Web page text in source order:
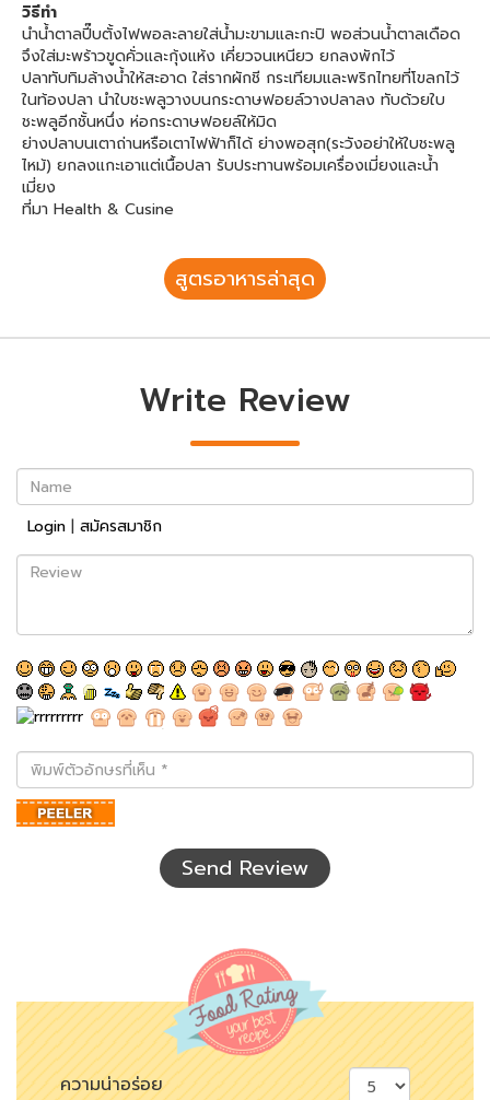
วิธีทำ
นำน้ำตาลปี๊บตั้งไฟพอละลายใส่น้ำมะขามและกะปิ พอส่วนน้ำตาลเดือด
จึงใส่มะพร้าวขูดคั่วและกุ้งแห้ง เคี่ยวจนเหนียว ยกลงพักไว้
ปลาทับทิมล้างน้ำให้สะอาด ใส่รากผักชี กระเทียมและพริกไทยที่โขลกไว้
ในท้องปลา นำใบชะพลูวางบนกระดาษฟอยล์วางปลาลง ทับด้วยใบ
ชะพลูอีกชั้นหนึ่ง ห่อกระดาษฟอยล์ให้มิด
ย่างปลาบนเตาถ่านหรือเตาไฟฟ้าก็ได้ ย่างพอสุก(ระวังอย่าให้ใบชะพลู
ไหม้) ยกลงแกะเอาแต่เนื้อปลา รับประทานพร้อมเครื่องเมี่ยงและน้ำ
เมี่ยง
ที่มา Health & Cusine
สูตรอาหารล่าสุด
Write Review
Name
Login | สมัครสมาชิก
Review
พิมพ์
ตัว
อักษร
ที่
Send Review
ความน่าอร่อย